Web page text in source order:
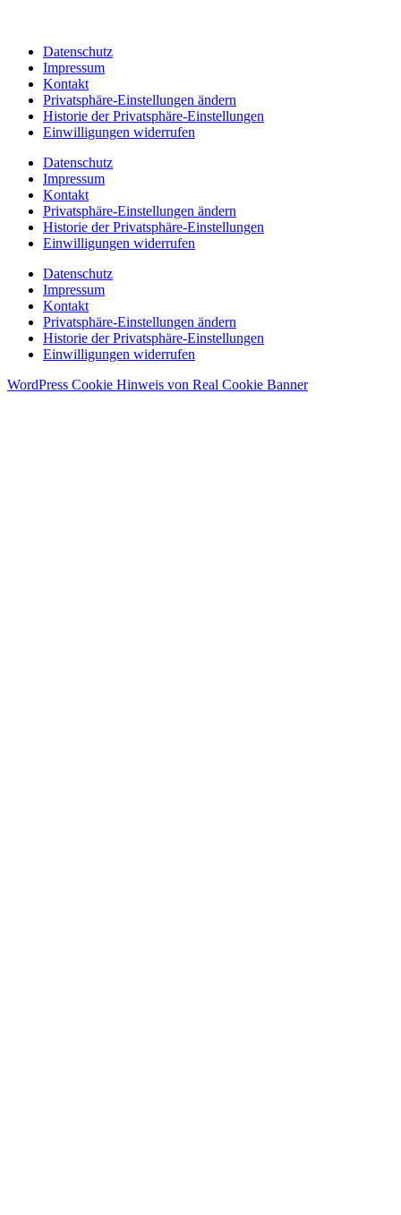
Datenschutz
Impressum
Kontakt
Privatsphäre-Einstellungen ändern
Historie der Privatsphäre-Einstellungen
Einwilligungen widerrufen
Datenschutz
Impressum
Kontakt
Privatsphäre-Einstellungen ändern
Historie der Privatsphäre-Einstellungen
Einwilligungen widerrufen
Datenschutz
Impressum
Kontakt
Privatsphäre-Einstellungen ändern
Historie der Privatsphäre-Einstellungen
Einwilligungen widerrufen
WordPress Cookie Hinweis von Real Cookie Banner